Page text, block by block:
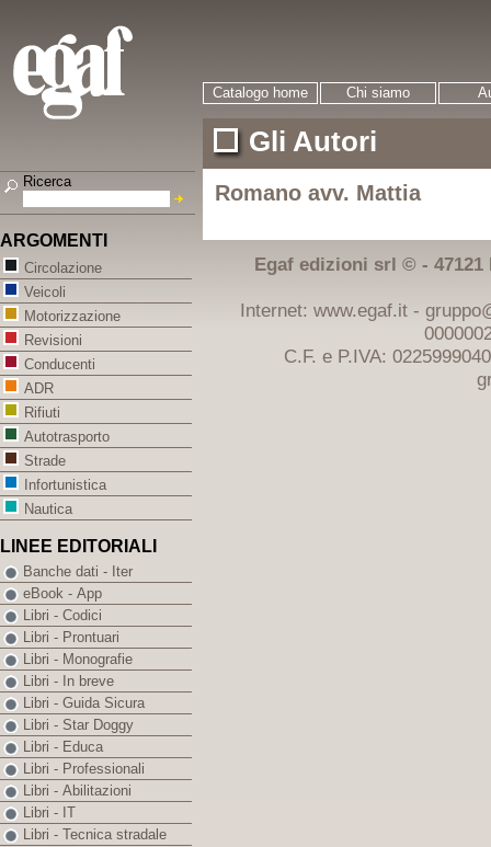
Catalogo home Chi siamo
Gli Autori
Romano avv. Mattia
Egaf edizioni srl © - 47121
Internet: www.egaf.it -
C.F. e P.IVA:
Ricerca
ARGOMENTI
Circolazione
Veicoli
Motorizzazione
Revisioni
Conducenti
ADR
Rifiuti
Autotrasporto
Strade
Infortunistica
Nautica
LINEE EDITORIALI
Banche dati - Iter
eBook - App
Libri - Codici
Libri - Prontuari
Libri - Monografie
Libri - In breve
Libri - Guida Sicura
Libri - Star Doggy
Libri - Educa
Libri - Professionali
Libri - Abilitazioni
Libri - IT
Libri - Tecnica stradale